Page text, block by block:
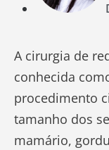
A cirurgia de
conhecida
procedimento
tamanho dos
mamário,